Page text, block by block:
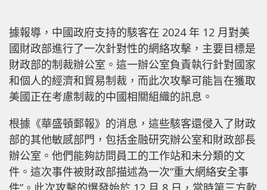
據報導，中國政府支持的駭客在 2024 年 12 月對美
國財政部進行了一次針對性的網絡攻擊，主要目標是
財政部的制裁辦公室。這一辦公室負責執行針對國家
和個人的經濟和貿易制裁，而此次攻擊可能旨在獲取
美國正在考慮制裁的中國相關組織的訊息。
根據《華盛頓郵報》的消息，這些駭客還侵入了財政
部的其他敏感部門，包括金融研究辦公室和財政部長
辦公室。他們能夠訪問員工的工作站和未分類的文
件。這次事件被財政部描述為一次“重大網絡安全事